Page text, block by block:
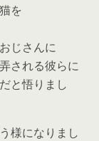
を
じさんに
される彼らに
と悟りまし
様になりまし